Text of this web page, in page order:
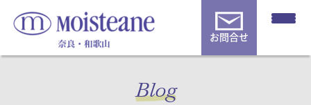
お問合せ
Blog